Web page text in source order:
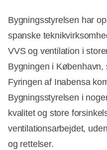
Bygningsstyrelsen har
spanske
VVS og ventilation i
Bygningen i København,
Fyringen af Inabensa
Bygningsstyrelsen i
kvalitet og store
ventilationsarbejdet,
og rettelser.